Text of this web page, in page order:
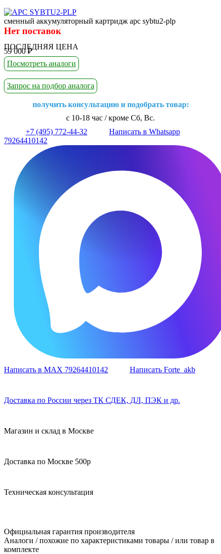
сменный аккумуляторный картридж apc sybtu2-plp
Нет поставок
ПОСЛЕДНЯЯ ЦЕНА
59 000₽
Посмотреть аналоги
Запрос на подбор аналога
получить консультацию и подобрать товар:
с 10-18 час / кроме Сб, Вс.
+7 (495) 772-44-32
Написать в Whatsapp
79264410142
Написать в MAX 79264410142 Написать Forte_akb
Доставка по России через ТК СДЕК, ДЛ, ПЭК и др.
Магазин и склад в Москве
Доставка по Москве 500р
Техническая консультация
Официальная гарантия производителя
Аналоги / похожие по характеристиками товары / или товар в
комплекте